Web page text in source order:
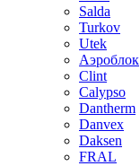
Salda
Turkov
Utek
Аэроблок
Clint
Calypso
Dantherm
Danvex
Daksen
FRAL